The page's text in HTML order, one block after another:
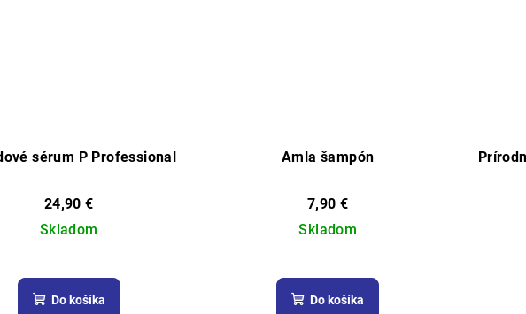
sérum P Professional
24,90 €
Skladom
hodnotenie
produktu
Do košíka
Amla šampón
7,90 €
Skladom
Do košíka